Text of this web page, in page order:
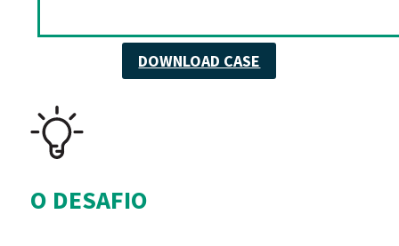
DOWNLOAD CASE
O DESAFIO